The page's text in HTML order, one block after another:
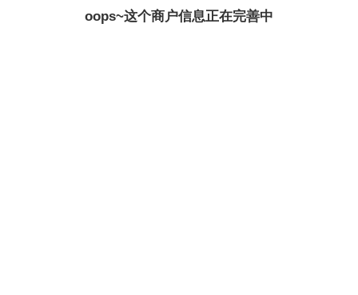
oops~这个商户信息正在完善中